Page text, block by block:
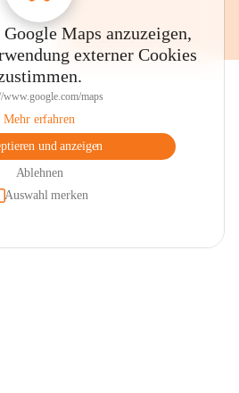
Maps anzuzeigen,
externer Cookies
www.google.com/maps
Mehr erfahren
und anzeigen
Ablehnen
Auswahl merken